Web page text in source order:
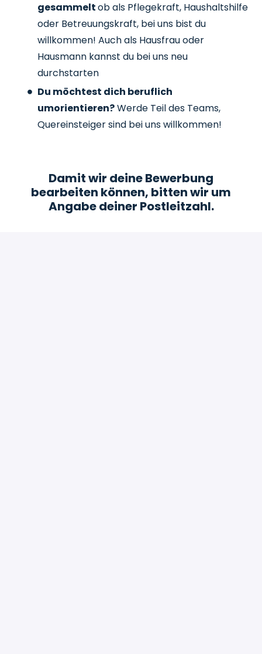
gesammeltob als Pflegekraft, Haushaltshilfe
oder Betreuungskraft, bei uns bist du
willkommen! Auch als Hausfrau oder
Hausmann kannst du bei uns neu
durchstarten
Du möchtest dich beruflich
umorientieren?Werde Teil des Teams,
Quereinsteiger sind bei uns willkommen!
Damit wir deine Bewerbung
bearbeiten können, bitten wir um
Angabe deiner Postleitzahl.